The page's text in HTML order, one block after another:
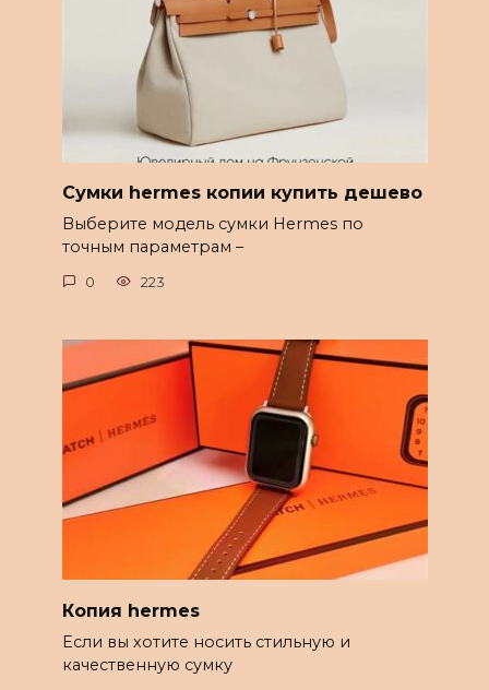
Сумки hermes копии купить дешево
Выберите модель сумки Hermes по
точным параметрам –
0 223
Копия hermes
Если вы хотите носить стильную и
качественную сумку